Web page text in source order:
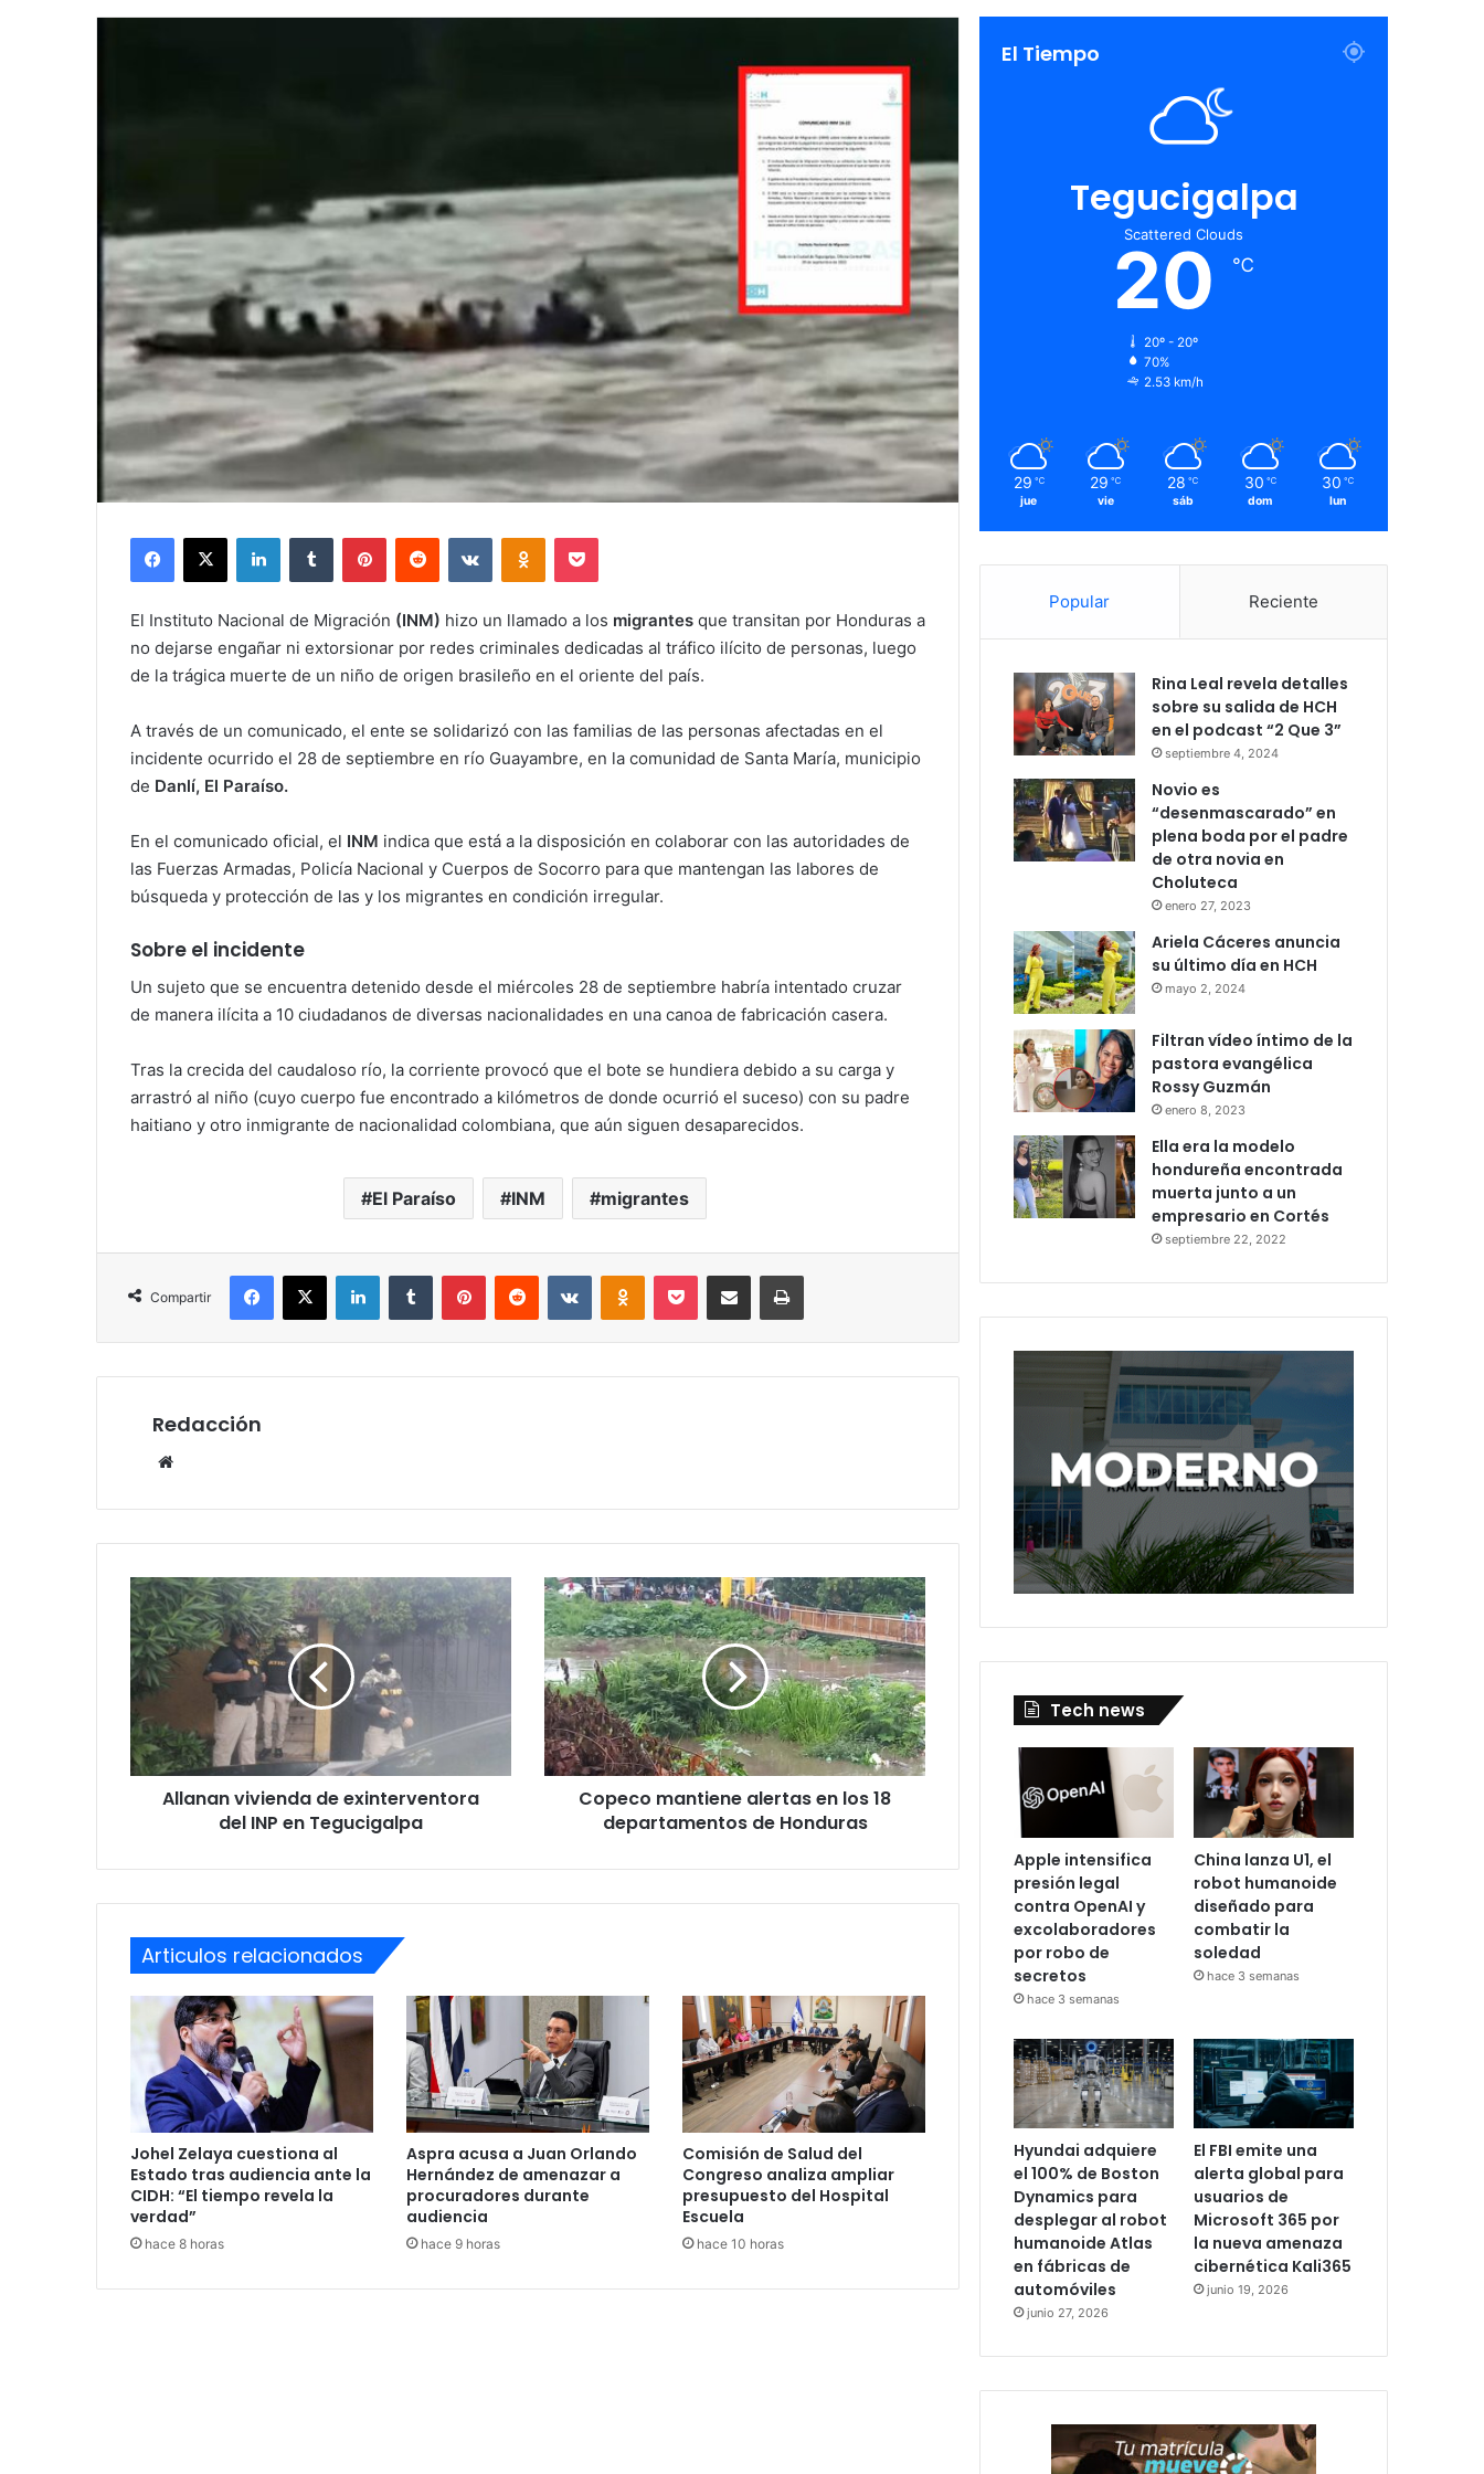
email
Facebook
X LinkedInTumblr PinterestReddit VKontakteOdnoklassniki
Pocket
El Instituto Nacional de Migración (INM) hizo un llamado a los migrantes que transitan por Honduras a
no dejarse engañar ni extorsionar por redes criminales dedicadas al tráfico ilícito de personas, luego
de la trágica muerte de un niño de origen brasileño en el oriente del país.
A través de un comunicado, el ente se solidarizó con las familias de las personas afectadas en el
incidente ocurrido el 28 de septiembre en río Guayambre, en la comunidad de Santa María, municipio
de Danlí, El Paraíso.
En el comunicado oficial, el INM indica que está a la disposición en colaborar con las autoridades de
las Fuerzas Armadas, Policía Nacional y Cuerpos de Socorro para que mantengan las labores de
búsqueda y protección de las y los migrantes en condición irregular.
Sobre el incidente
Un sujeto que se encuentra detenido desde el miércoles 28 de septiembre habría intentado cruzar
de manera ilícita a 10 ciudadanos de diversas nacionalidades en una canoa de fabricación casera.
Tras la crecida del caudaloso río, la corriente provocó que el bote se hundiera debido a su carga y
arrastró al niño (cuyo cuerpo fue encontrado a kilómetros de donde ocurrió el suceso) con su padre
haitiano y otro inmigrante de nacionalidad colombiana, que aún siguen desaparecidos.
El Paraíso INM migrantes
Compartir
Facebook
X LinkedInTumblr PinterestReddit VKontakteOdnoklassniki
Pocket compartit via email Print
Redacción
Allanan
vivienda
de
exinterventora
del
INP
en
Tegucigalpa
Allanan vivienda de exinterventora
del INP en Tegucigalpa
Copeco
mantiene
alertas
en
los
18
departamentos
de
Honduras
Copeco mantiene alertas en los 18
departamentos de Honduras
Articulos relacionados
Johel Zelaya cuestiona al
Estado tras audiencia ante la
CIDH: “El tiempo revela la
verdad”
hace 8 horas
Aspra acusa a Juan Orlando
Hernández de amenazar a
procuradores durante
audiencia
hace 9 horas
Comisión de Salud del
Congreso analiza ampliar
presupuesto del Hospital
Escuela
hace 10 horas
El Tiempo
Tegucigalpa
Scattered Clouds
20 ℃
20º - 20º
70%
2.53 km/h
29 ℃
jue
29 ℃
vie
28 ℃
sáb
30 ℃
dom
30 ℃
lun
Popular Reciente
Rina Leal revela detalles
sobre su salida de HCH
en el podcast “2 Que 3”
septiembre 4, 2024
Novio es
“desenmascarado” en
plena boda por el padre
de otra novia en
Choluteca
enero 27, 2023
Ariela Cáceres anuncia
su último día en HCH
mayo 2, 2024
Filtran vídeo íntimo de la
pastora evangélica
Rossy Guzmán
enero 8, 2023
Ella era la modelo
hondureña encontrada
muerta junto a un
empresario en Cortés
septiembre 22, 2022
Tech news
Apple intensifica
presión legal
contra OpenAI y
excolaboradores
por robo de
secretos
hace 3 semanas
China lanza U1, el
robot humanoide
diseñado para
combatir la
soledad
hace 3 semanas
Hyundai adquiere
el 100% de Boston
Dynamics para
desplegar al robot
humanoide Atlas
en fábricas de
automóviles
junio 27, 2026
El FBI emite una
alerta global para
usuarios de
Microsoft 365 por
la nueva amenaza
cibernética Kali365
junio 19, 2026